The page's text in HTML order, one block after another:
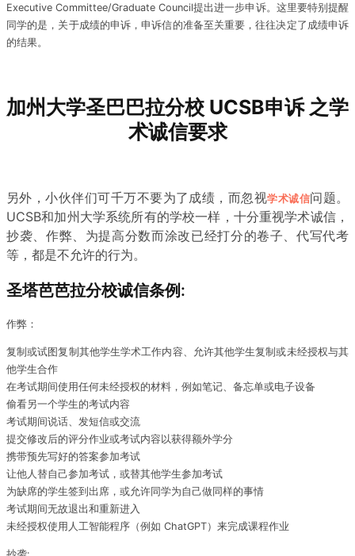
Executive Committee/Graduate Council提出进一步申诉。这里要特别提醒
同学的是，关于成绩的申诉，申诉信的准备至关重要，往往决定了成绩申诉
的结果。
加州大学圣巴巴拉分校 UCSB申诉 之学
术诚信要求
另外，小伙伴们可千万不要为了成绩，而忽视学术诚信问题。
UCSB和加州大学系统所有的学校一样，十分重视学术诚信，
抄袭、作弊、为提高分数而涂改已经打分的卷子、代写代考
等，都是不允许的行为。
圣塔芭芭拉分校诚信条例:
作弊：
复制或试图复制其他学生学术工作内容、允许其他学生复制或未经授权与其
他学生合作
在考试期间使用任何未经授权的材料，例如笔记、备忘单或电子设备
偷看另一个学生的考试内容
考试期间说话、发短信或交流
提交修改后的评分作业或考试内容以获得额外学分
携带预先写好的答案参加考试
让他人替自己参加考试，或替其他学生参加考试
为缺席的学生签到出席，或允许同学为自己做同样的事情
考试期间无故退出和重新进入
未经授权使用人工智能程序（例如 ChatGPT）来完成课程作业